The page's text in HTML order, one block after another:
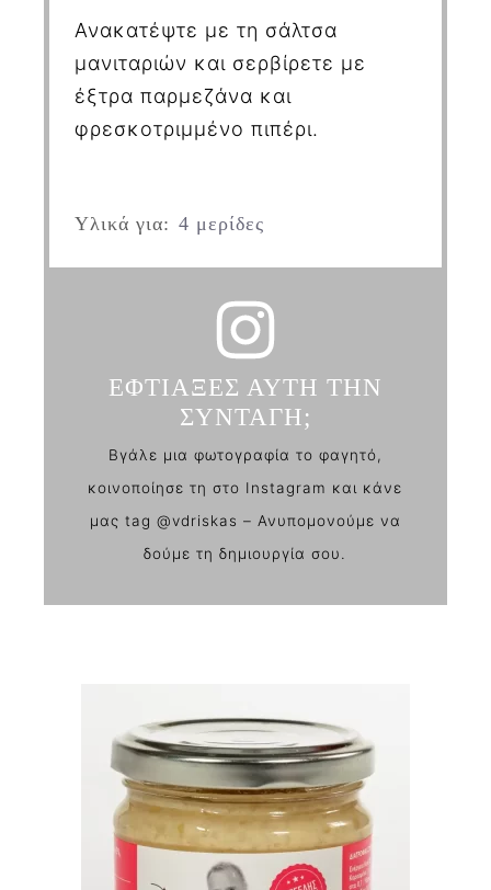
Ανακατέψτε με τη σάλτσα
μανιταριών και σερβίρετε με
έξτρα παρμεζάνα και
φρεσκοτριμμένο πιπέρι.
Υλικά για: 4 μερίδες
ΕΦΤΙΑΞΕΣ ΑΥΤΗ ΤΗΝ
ΣΥΝΤΑΓΗ;
Βγάλε μια φωτογραφία το φαγητό,
κοινοποίησε τη στο Instagram και κάνε
μας tag @vdriskas – Ανυπομονούμε να
δούμε τη δημιουργία σου.